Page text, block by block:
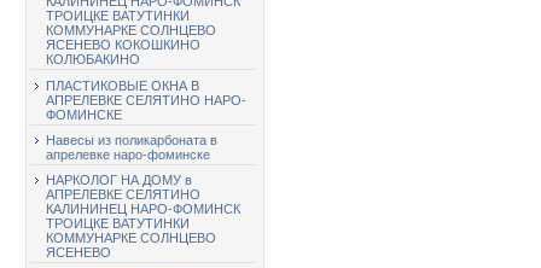
ТРОИЦКЕ ВАТУТИНКИ
КОММУНАРКЕ СОЛНЦЕВО
ЯСЕНЕВО КОКОШКИНО
КОЛЮБАКИНО
ПЛАСТИКОВЫЕ ОКНА В
АПРЕЛЕВКЕ СЕЛЯТИНО НАРО-
ФОМИНСКЕ
Навесы из поликарбоната в
апрелевке наро-фоминске
НАРКОЛОГ НА ДОМУ в
АПРЕЛЕВКЕ СЕЛЯТИНО
КАЛИНИНЕЦ НАРО-ФОМИНСК
ТРОИЦКЕ ВАТУТИНКИ
КОММУНАРКЕ СОЛНЦЕВО
ЯСЕНЕВО